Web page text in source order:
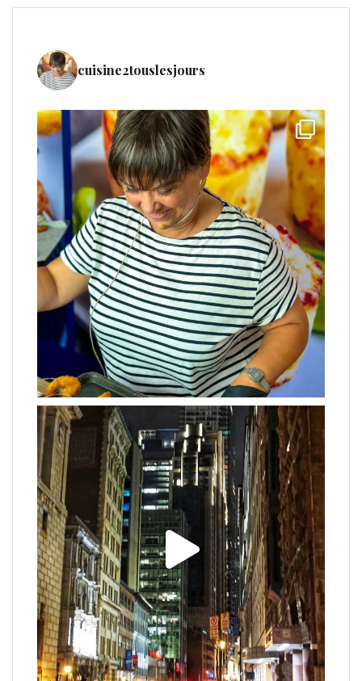
cuisine2touslesjours